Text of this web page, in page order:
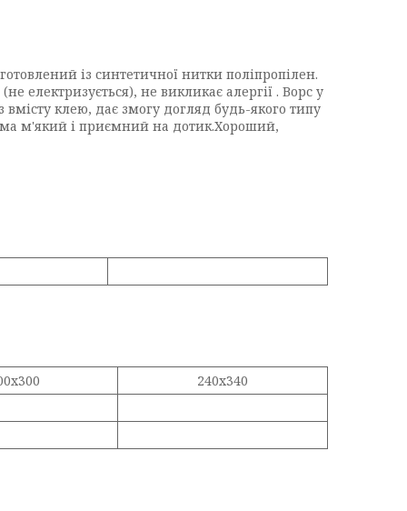
із синтетичної нитки поліпропілен.
електризується), не викликає алергії . Ворс у
клею, дає змогу догляд будь-якого типу
м'який і приємний на дотик.Хороший,
240x340